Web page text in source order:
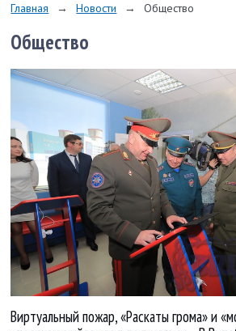
Главная → Новости → Общество
Общество
Виртуальный пожар, «Раскаты грома» и